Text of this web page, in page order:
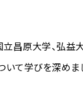
昌原大学、弘益
て学びを深めま